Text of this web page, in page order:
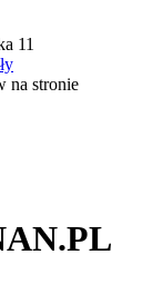
11
na stronie